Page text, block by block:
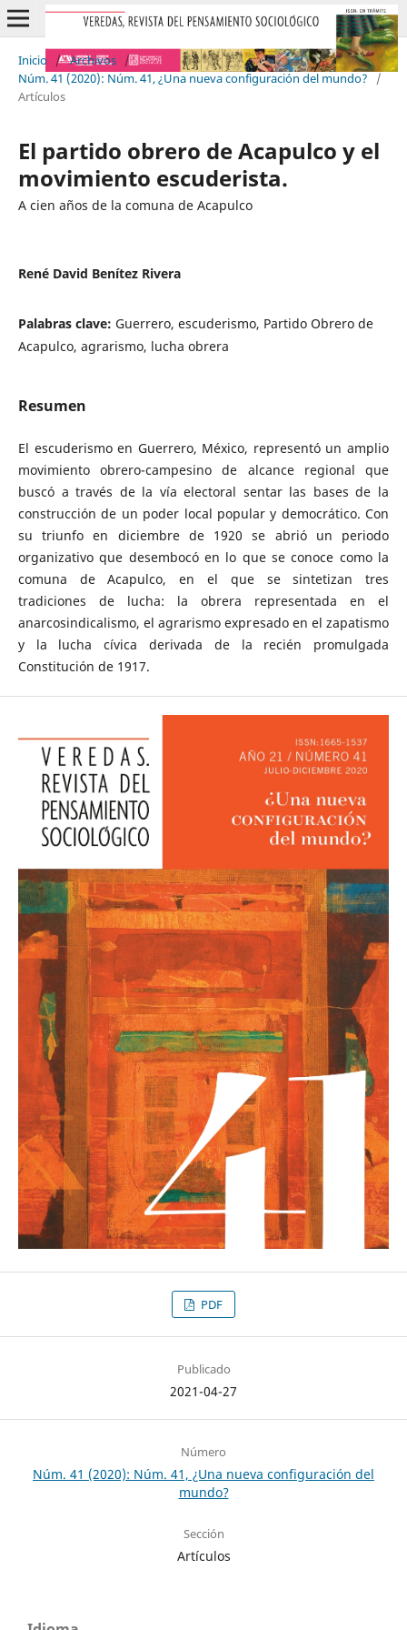
Inicio / Archivos /
Núm. 41 (2020): Núm. 41, ¿Una nueva configuración del mundo?
/
Artículos
El partido obrero de Acapulco y el
movimiento escuderista.
A cien años de la comuna de Acapulco
René David Benítez Rivera
Palabras clave: Guerrero, escuderismo, Partido Obrero de
Acapulco, agrarismo, lucha obrera
Resumen
El escuderismo en Guerrero, México, representó un amplio
movimiento obrero-campesino de alcance regional que
buscó a través de la vía electoral sentar las bases de la
construcción de un poder local popular y democrático. Con
su triunfo en diciembre de 1920 se abrió un periodo
organizativo que desembocó en lo que se conoce como la
comuna de Acapulco, en el que se sintetizan tres
tradiciones de lucha: la obrera representada en el
anarcosindicalismo, el agrarismo expresado en el zapatismo
y la lucha cívica derivada de la recién promulgada
Constitución de 1917.
PDF
Publicado
2021-04-27
Número
Núm. 41 (2020): Núm. 41, ¿Una nueva configuración del
mundo?
Sección
Artículos